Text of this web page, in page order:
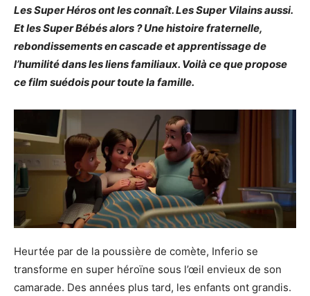
Les Super Héros ont les connaît. Les Super Vilains aussi.
Et les Super Bébés alors ? Une histoire fraternelle,
rebondissements en cascade et apprentissage de
l’humilité dans les liens familiaux. Voilà ce que propose
ce film suédois pour toute la famille.
Heurtée par de la poussière de comète, Inferio se
transforme en super héroïne sous l’œil envieux de son
camarade. Des années plus tard, les enfants ont grandis.